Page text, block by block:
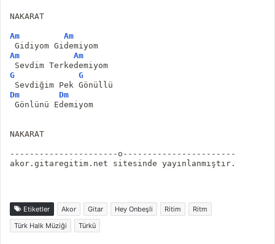
NAKARAT
Am
Am
Gidiyom Gidemiyom
Am
Am
Sevdim Terkedemiyom
G
G
Sevdiğim Pek Gönüllü
Dm
Dm
Gönlünü Edemiyom
NAKARAT
----------------------o-----------------------
akor.gitaregitim.net sitesinde yayınlanmıştır.
Etiketler Akor Gitar Hey Onbeşli Ritim
Ritm
Türk Halk Müziği
Türkü